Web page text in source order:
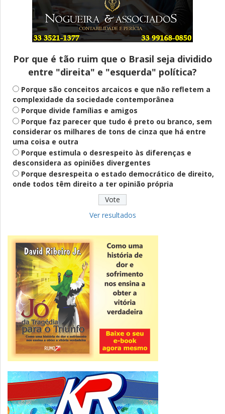
Entenda
Pix Pensão Alimentícia: entenda o que é
e como solicitar
Saúde Mental
Plataforma oferece escuta em saúde
mental para jovens no SUS Digital
Definido
PT lança Patrus Ananias como candidato
ao governo de Minas Gerais
Fies: pré-selecionados têm até terça
para complementar informações
Novidade
CNPJ alfanumérico começa a ser emitido
nesta sexta
ver todas »
Por que é tão ruim que o Brasil seja dividido
entre "direita" e "esquerda" política?
Porque são conceitos arcaicos e que não refletem a
complexidade da sociedade contemporânea
Porque divide famílias e amigos
Porque faz parecer que tudo é preto ou branco, sem
considerar os milhares de tons de cinza que há entre
uma coisa e outra
Porque estimula o desrespeito às diferenças e
desconsidera as opiniões divergentes
Porque desrespeita o estado democrático de direito,
onde todos têm direito a ter opinião própria
Ver resultados